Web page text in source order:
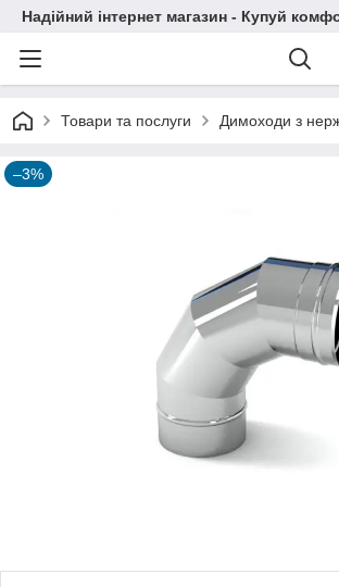
Надійний інтернет магазин - Купуй
Товари та послуги Димоходи з
–3%